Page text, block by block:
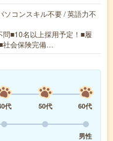
ソコンスキル不要 / 英語力不
■10名以上採用予定！■履
社会保険完備…
代 50代
60代
男性